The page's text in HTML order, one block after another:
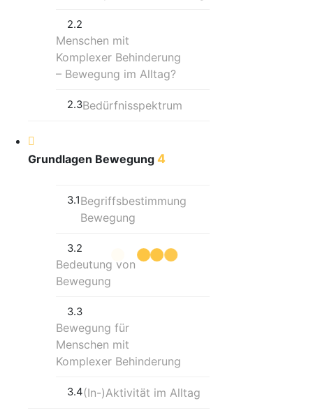
2.2
Menschen mit
Komplexer Behinderung
– Bewegung im Alltag?
2.3Bedürfnisspektrum
Grundlagen Bewegung 4
3.1Begriffsbestimmung
Bewegung
3.2
Bedeutung von
Bewegung
3.3
Bewegung für
Menschen mit
Komplexer Behinderung
3.4(In-)Aktivität im Alltag